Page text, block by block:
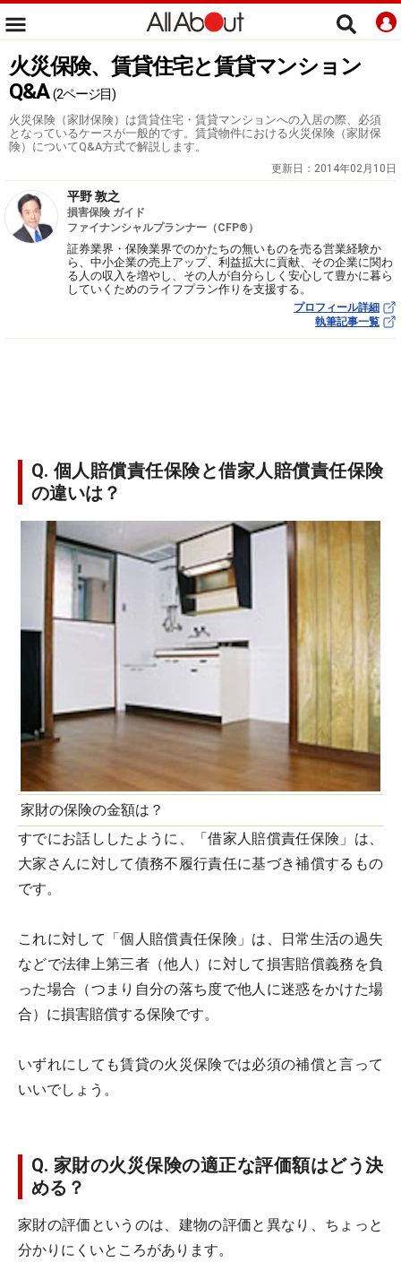
火災保険、賃貸住宅と賃貸マンション
Q&A (2ページ目)
火災保険（家財保険）は賃貸住宅・賃貸マンションへの入居の際、必須
となっているケースが一般的です。賃貸物件における火災保険（家財保
険）についてQ&A方式で解説します。
更新日： 2014年02月10日
平野 敦之
損害保険 ガイド
ファイナンシャルプランナー（CFP®）
証券業界・保険業界でのかたちの無いものを売る営業経験か
ら、中小企業の売上アップ、利益拡大に貢献、その企業に関わ
る人の収入を増やし、その人が自分らしく安心して豊かに暮ら
していくためのライフプラン作りを支援する。
プロフィール詳細
執筆記事一覧
Q. 個人賠償責任保険と借家人賠償責任保険
の違いは？
家財の保険の金額は？
すでにお話ししたように、「借家人賠償責任保険」は、
大家さんに対して債務不履行責任に基づき補償するもの
です。
これに対して「個人賠償責任保険」は、日常生活の過失
などで法律上第三者（他人）に対して損害賠償義務を負
った場合（つまり自分の落ち度で他人に迷惑をかけた場
合）に損害賠償する保険です。
いずれにしても賃貸の火災保険では必須の補償と言って
いいでしょう。
Q. 家財の火災保険の適正な評価額はどう決
める？
家財の評価というのは、建物の評価と異なり、ちょっと
分かりにくいところがあります。